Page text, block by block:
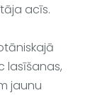
acīs.
lasīšanas,
jaunu